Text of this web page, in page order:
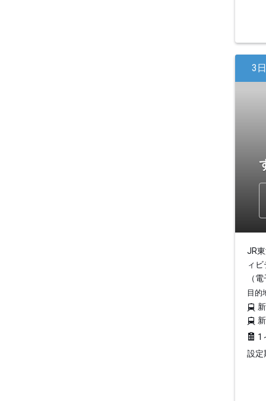
3
JR
ィ
（
目的
1
設